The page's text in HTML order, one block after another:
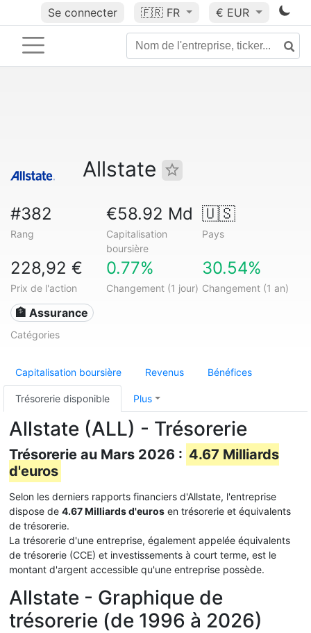
Se connecter 🇫🇷 FR € EUR
Allstate
#382
Rang
€58.92 Md
Capitalisation
boursière
🇺🇸
Pays
228,92 €
Prix de l'action
0.77%
Changement (1 jour)
30.54%
Changement (1 an)
🏦 Assurance
Catégories
Capitalisation boursière Revenus Bénéfices
Trésorerie disponible Plus
Allstate (ALL) - Trésorerie
Trésorerie au Mars 2026 : 4.67 Milliards
d'euros
Selon les derniers rapports financiers d'Allstate, l'entreprise
dispose de 4.67 Milliards d'euros en trésorerie et équivalents
de trésorerie.
La trésorerie d'une entreprise, également appelée équivalents
de trésorerie (CCE) et investissements à court terme, est le
montant d'argent accessible qu'une entreprise possède.
Allstate - Graphique de
trésorerie (de 1996 à 2026)